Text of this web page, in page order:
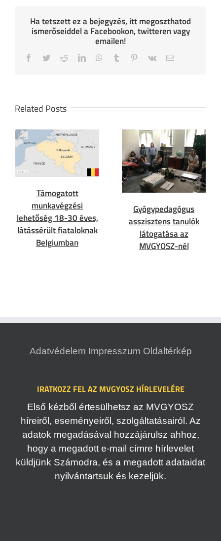
Ha tetszett ez a bejegyzés, itt megoszthatod
ismerőseiddel a Facebookon, twitteren vagy
emailen!
Facebook
TwitterRedditLinkedInWhatsApp
Tumblr Pinterest
Vk Email
Related Posts
Támogatott
munkavégzési
lehetőség 18-30 éves,
látássérült fiataloknak
Belgiumban
Gyógypedagógus
asszisztens tanulók
látogatása az
MVGYOSZ-nél
Adatvédelem Impresszum Oldaltérkép
IRATKOZZ FEL AZ MVGYOSZ HÍRLEVELÉRE
Első kézből értesülhetsz az MVGYOSZ
híreiről, eseményeiről, szolgáltatásairól. Az
adatok megadásával hozzájárulsz ahhoz,
hogy a megadott e-mail címre hírlevelet
küldjünk Számodra, és a megadott adataidat
nyilvántartsuk és kezeljük.